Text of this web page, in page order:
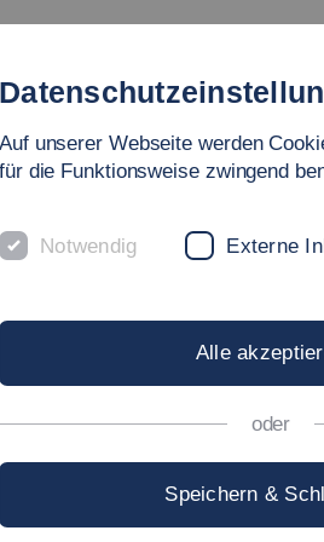
DR.
Bettina.Weiss[at]hs-esslingen.de
Auf unserer Webseite werden
für die Funktionsweise zwingend
Notwendig Externe
Alle
oder
Speichern &